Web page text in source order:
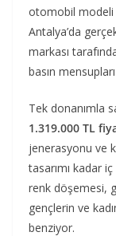
otomobil modeli
Antalya’da
markası
basın
Tek donanımla
1.319.000 TL
jenerasyonu ve
tasarımı kadar
renk döşemesi,
gençlerin ve
benziyor.